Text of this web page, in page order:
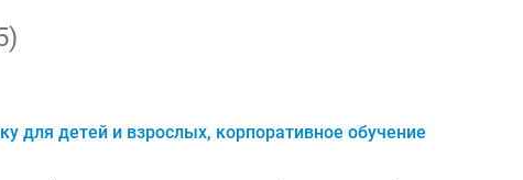
для детей и взрослых, корпоративное обучение